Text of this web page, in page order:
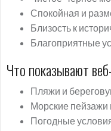
Спокойная и
Близость к
Благоприятные
Что показывают
Пляжи и
Морские пейзажи
Погодные